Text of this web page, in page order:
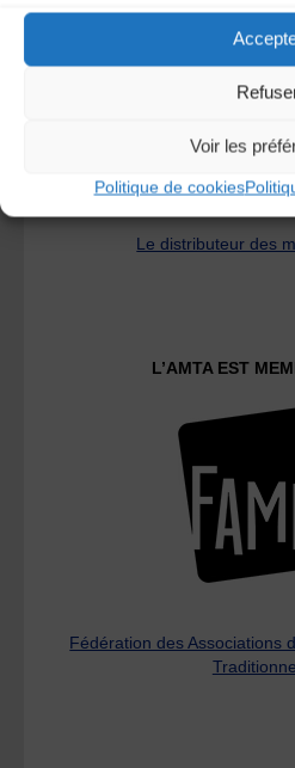
Voir les
Politique de cookies
Le distributeur des
L’AMTA EST
Fédération des Associations